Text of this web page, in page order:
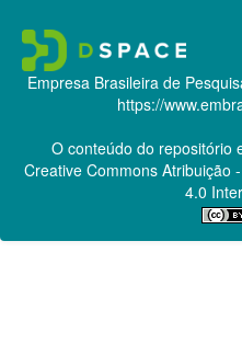
Empresa Brasileira de
https://
O conteúdo do repositório
Creative CommonsAtribuição
4.0